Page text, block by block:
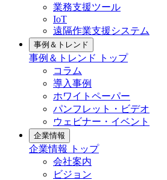
業務支援ツール
IoT
遠隔作業支援システム
事例＆トレンド
事例＆トレンド トップ
コラム
導入事例
ホワイトペーパー
パンフレット・ビデオ
ウェビナー・イベント
企業情報
企業情報 トップ
会社案内
ビジョン